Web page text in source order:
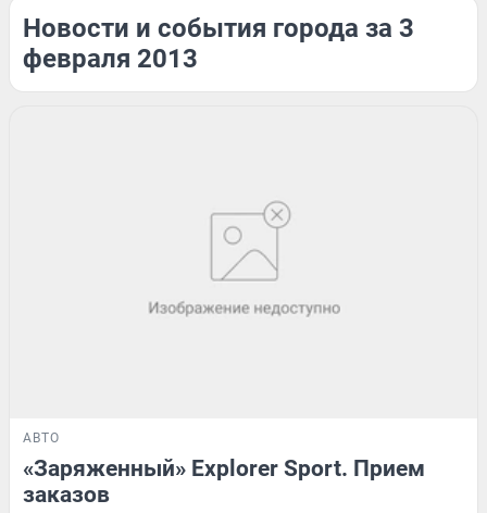
Новости и события города за 3
февраля 2013
АВТО
«Заряженный» Explorer Sport. Прием
заказов